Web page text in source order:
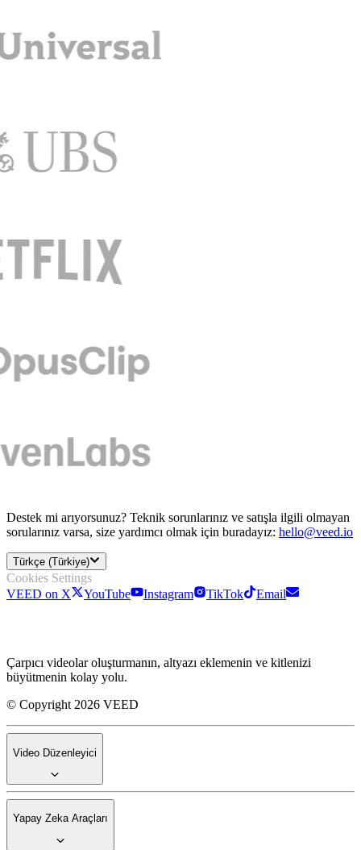
Destek mi arıyorsunuz? Teknik sorunlarınız ve satışla ilgili olmayan
sorularınız varsa, size yardımcı olmak için buradayız: hello@veed.io
Türkçe (Türkiye)
Cookies Settings
VEED on X
YouTube Instagram TikTok Email
Çarpıcı videolar oluşturmanın, altyazı eklemenin ve kitlenizi
büyütmenin kolay yolu.
© Copyright 2026 VEED
Video Düzenleyici
Yapay Zeka Araçları